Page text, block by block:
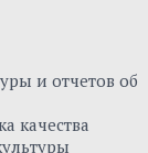
и отчетов об
качества